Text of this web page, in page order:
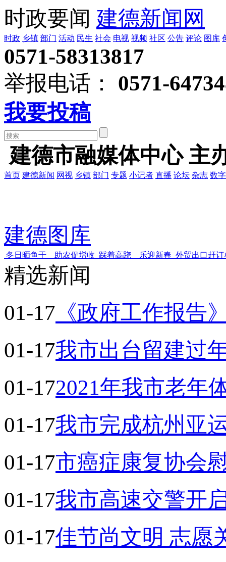
时政要闻 建德新闻网
时政 乡镇 部门 活动 民生 社会 电视 视频 社区 公告 评论 图库
0571-58313817
举报电话：
0571-
我要投稿
建德市融媒体中心 主
首页 建德新闻 网视 乡镇 部门 专题 小记者 直播 论坛 杂志 数
建德图库
冬日晒鱼干 助农促增收 踩着高跷 乐迎新春 外贸出口赶订
精选新闻
01-17 《政府工作报告
01-17我市出台留建过
01-172021年我市老年
01-17我市完成杭州亚
01-17市癌症康复协会
01-17我市高速交警开
01-17佳节尚文明 志愿